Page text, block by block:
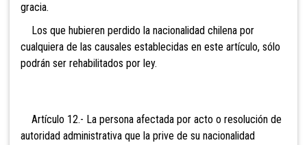
gracia.
Los que hubieren perdido la nacionalidad chilena por
cualquiera de las causales establecidas en este artículo, sólo
podrán ser rehabilitados por ley.
Artículo 12.- La persona afectada por acto o resolución de
autoridad administrativa que la prive de su nacionalidad